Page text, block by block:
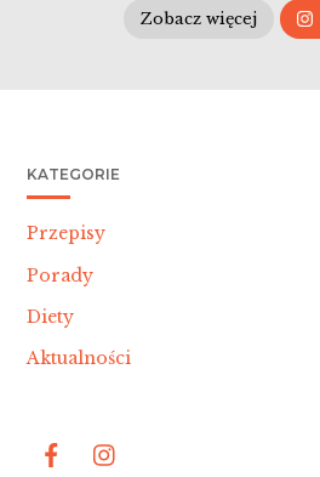
Zobacz więcej
KATEGORIE
Przepisy
Porady
Diety
Aktualności